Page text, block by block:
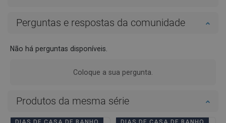
Perguntas e respostas da comunidade
Não há perguntas disponíveis.
Coloque a sua pergunta.
Produtos da mesma série